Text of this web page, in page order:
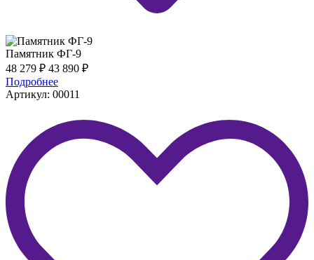
Памятник ФГ-9
48 279 ₽ 43 890 ₽
Подробнее
Артикул: 00011